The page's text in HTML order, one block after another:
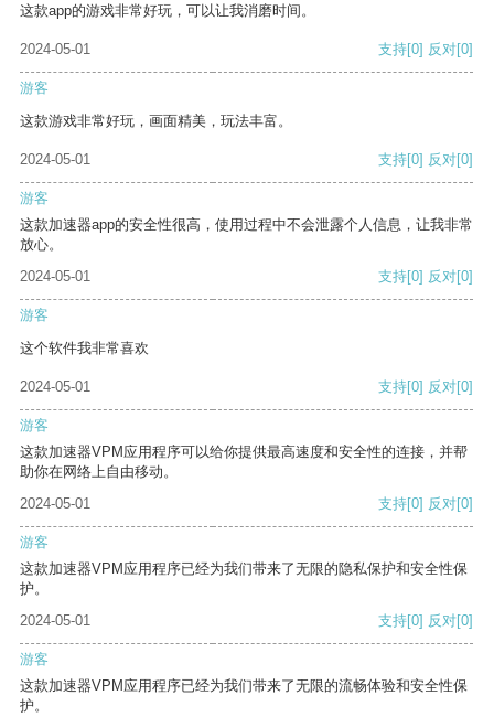
这款app的游戏非常好玩，可以让我消磨时间。
2024-05-01 支持[0] 反对[0]
游客
这款游戏非常好玩，画面精美，玩法丰富。
2024-05-01 支持[0] 反对[0]
游客
这款加速器app的安全性很高，使用过程中不会泄露个人信息，让我非常
放心。
2024-05-01
支持[0] 反对[0]
游客
这个软件我非常喜欢
2024-05-01 支持[0] 反对[0]
游客
这款加速器VPM应用程序可以给你提供最高速度和安全性的连接，并帮
助你在网络上自由移动。
2024-05-01
支持[0] 反对[0]
游客
这款加速器VPM应用程序已经为我们带来了无限的隐私保护和安全性保
护。
2024-05-01
支持[0] 反对[0]
游客
这款加速器VPM应用程序已经为我们带来了无限的流畅体验和安全性保
护。